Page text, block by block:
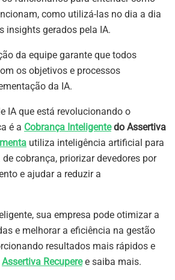
como utilizá-las no dia a dia
insights gerados pela IA.
da equipe garante que todos
os objetivos e processos
da IA.
IA que está revolucionando o
é a Cobrança Inteligentedo Assertiva
utiliza inteligência artificial para
cobrança, priorizar devedores por
e ajudar a reduzir a
sua empresa pode otimizar a
e melhorar a eficiência na gestão
resultados mais rápidos e
Assertiva Recupere e saiba mais.